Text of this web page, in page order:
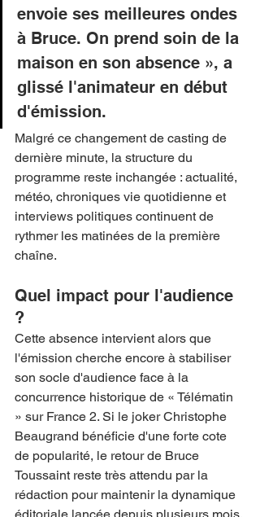
envoie ses meilleures ondes
à Bruce. On prend soin de la
maison en son absence », a
glissé l'animateur en début
d'émission.
Malgré ce changement de casting de
dernière minute, la structure du
programme reste inchangée : actualité,
météo, chroniques vie quotidienne et
interviews politiques continuent de
rythmer les matinées de la première
chaîne.
Quel impact pour l'audience
?
Cette absence intervient alors que
l'émission cherche encore à stabiliser
son socle d'audience face à la
concurrence historique de « Télématin
» sur France 2. Si le joker Christophe
Beaugrand bénéficie d'une forte cote
de popularité, le retour de Bruce
Toussaint reste très attendu par la
rédaction pour maintenir la dynamique